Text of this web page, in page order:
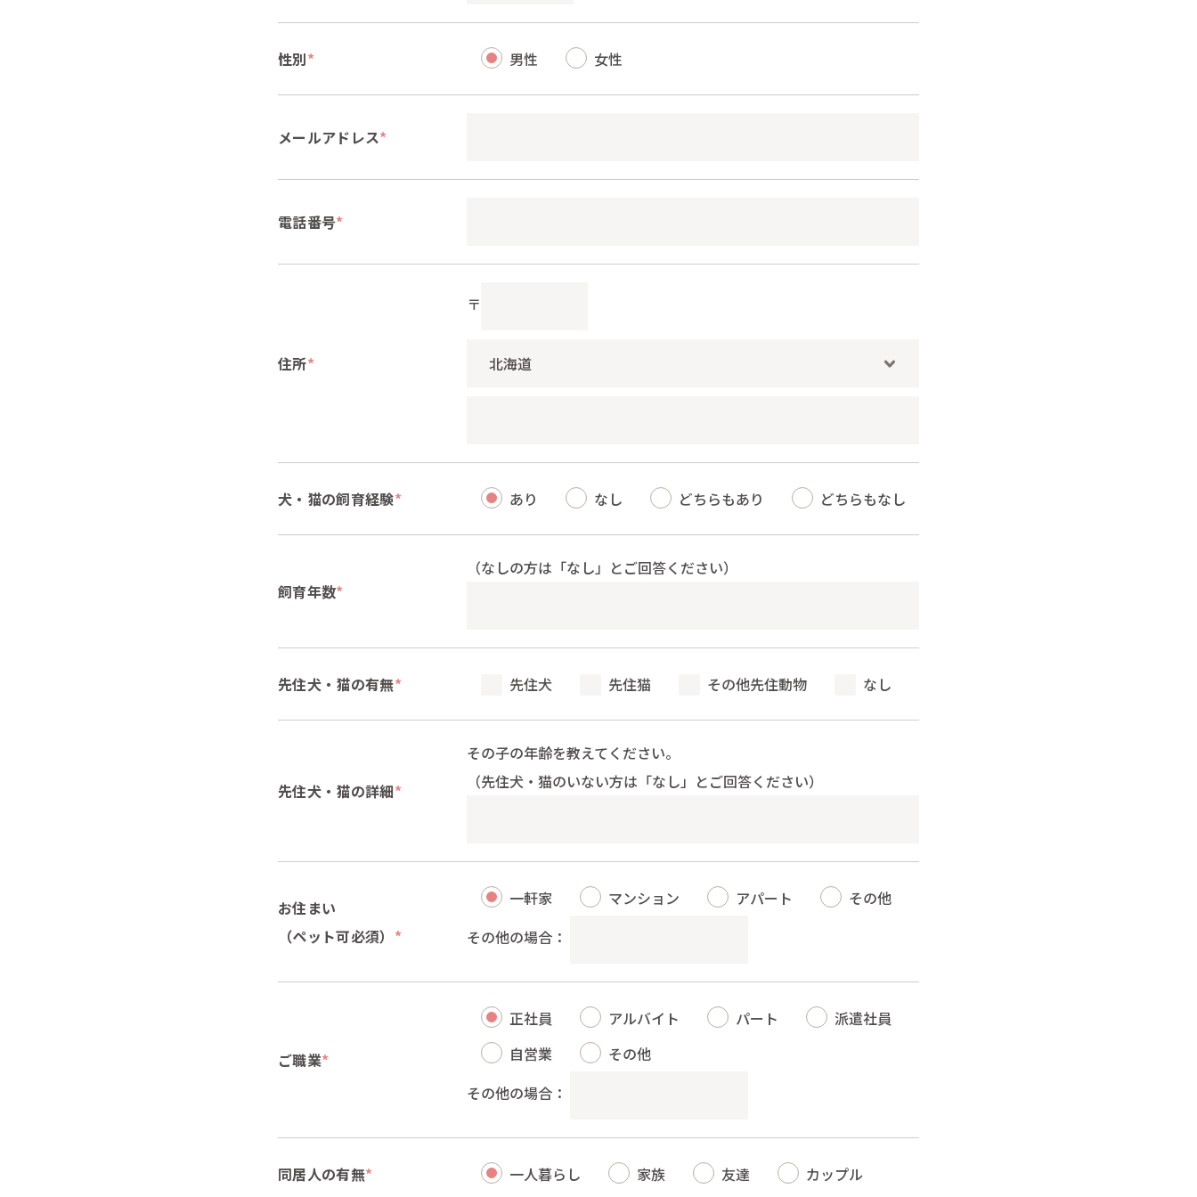
性別* 男性 女性
メールアドレス*
電話番号*
住所*
〒
犬・猫の飼育経験* あり なし どちらもあり どちらもなし
飼育年数*
（なしの方は「なし」とご回答ください）
先住犬・猫の有無* 先住犬 先住猫 その他先住動物 なし
先住犬・猫の詳細*
その子の年齢を教えてください。
（先住犬・猫のいない方は「なし」とご回答ください）
お住まい
（ペット可必須） *
一軒家 マンション アパート
その他
その他の場合：
ご職業*
正社員 アルバイト パート
派遣社員
自営業
その他
その他の場合：
同居人の有無* 一人暮らし 家族 友達 カップル